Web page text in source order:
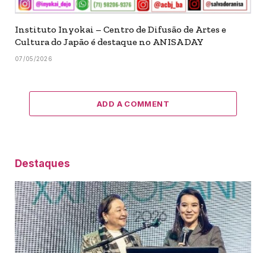
Instituto Inyokai – Centro de Difusão de Artes e
Cultura do Japão é destaque no ANISA DAY
07/05/2026
ADD A COMMENT
Destaques